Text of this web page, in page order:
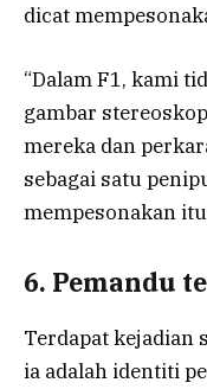
dicat
“Dalam F1, kami
gambar
mereka dan
sebagai satu
mempesonakan
6. Pemandu
Terdapat kejadian
ia adalah identiti